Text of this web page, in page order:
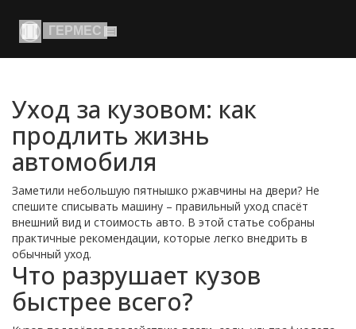
Уход за кузовом: как
продлить жизнь
автомобиля
Заметили небольшую пятнышко ржавчины на двери? Не
спешите списывать машину – правильный уход спасёт
внешний вид и стоимость авто. В этой статье собраны
практичные рекомендации, которые легко внедрить в
обычный уход.
Что разрушает кузов
быстрее всего?